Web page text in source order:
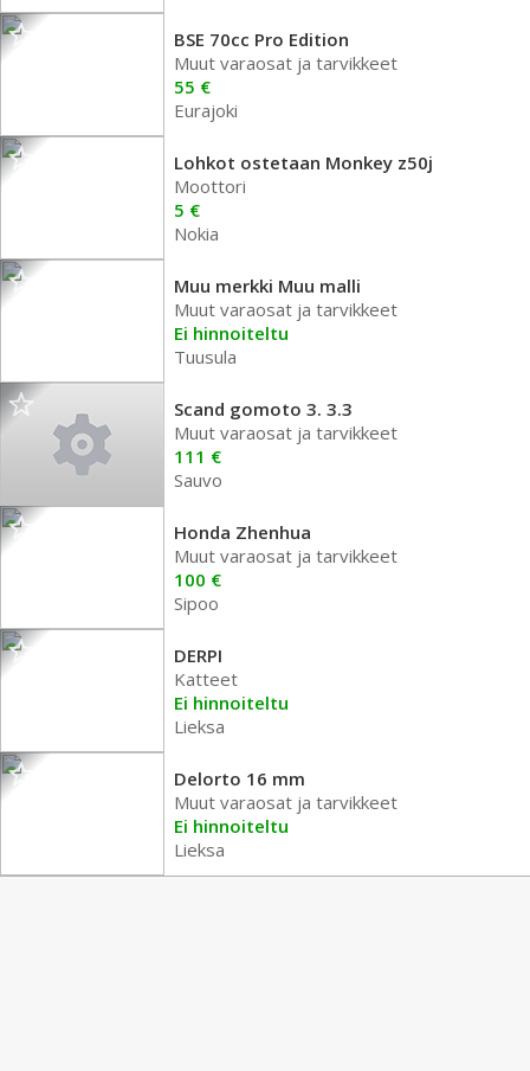
BSE 70cc Pro Edition
Muut varaosat ja tarvikkeet
55 €
Eurajoki
Lohkot ostetaan Monkey z50j
Moottori
5 €
Nokia
Muu merkki Muu malli
Muut varaosat ja tarvikkeet
Ei hinnoiteltu
Tuusula
Scand gomoto 3. 3.3
Muut varaosat ja tarvikkeet
111 €
Sauvo
Honda Zhenhua
Muut varaosat ja tarvikkeet
100 €
Sipoo
DERPI
Katteet
Ei hinnoiteltu
Lieksa
Delorto 16 mm
Muut varaosat ja tarvikkeet
Ei hinnoiteltu
Lieksa